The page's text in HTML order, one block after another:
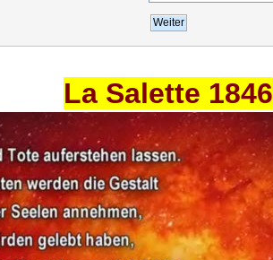
La Salette 1846